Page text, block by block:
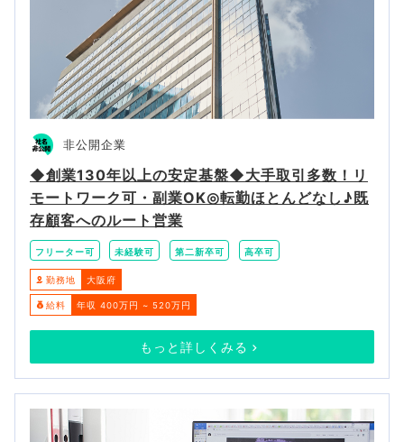
非公開企業
◆創業130年以上の安定基盤◆大手取引多数！リ
モートワーク可・副業OK◎転勤ほとんどなし♪既
存顧客へのルート営業
フリーター可 未経験可 第二新卒可 高卒可
勤務地 大阪府
給料 年収 400万円 ~ 520万円
もっと詳しくみる